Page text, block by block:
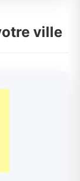
ville